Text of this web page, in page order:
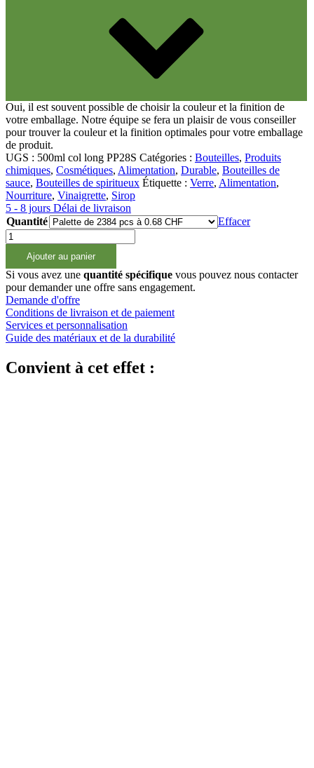
Oui, il est souvent possible de choisir la couleur et la finition de
votre emballage. Notre équipe se fera un plaisir de vous conseiller
pour trouver la couleur et la finition optimales pour votre emballage
de produit.
UGS : 500ml col long PP28S Catégories : Bouteilles, Produits
chimiques, Cosmétiques, Alimentation, Durable, Bouteilles de
sauce, Bouteilles de spiritueux Étiquette : Verre, Alimentation,
Nourriture, Vinaigrette, Sirop
5 - 8 jours Délai de livraison
Quantité
Effacer
quantité
de
500ml
Glasflasche
Langhals
PP28
Ajouter au panier
Si vous avez une quantité spécifique vous pouvez nous contacter
pour demander une offre sans engagement.
Demande d'offre
Conditions de livraison et de paiement
Services et personnalisation
Guide des matériaux et de la durabilité
Convient à cet effet :